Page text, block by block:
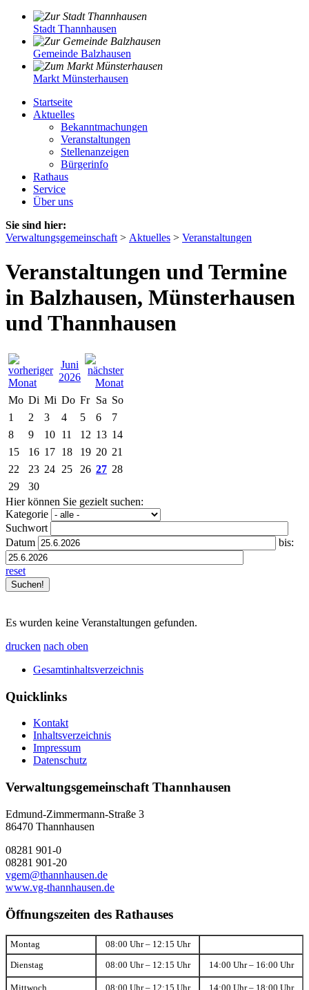
Stadt Thannhausen
Gemeinde Balzhausen
Markt Münsterhausen
Startseite
Aktuelles
Bekanntmachungen
Veranstaltungen
Stellenanzeigen
Bürgerinfo
Rathaus
Service
Über uns
Sie sind hier:
Verwaltungsgemeinschaft > Aktuelles > Veranstaltungen
Veranstaltungen und Termine
in Balzhausen, Münsterhausen
und Thannhausen
Juni
2026
Mo Di Mi Do Fr Sa So
1
2 3 4 5 6
7
8
9 10 11 12 13 14
15
16 17 18 19 20 21
22
23 24 25 26 27 28
29
30
Hier können Sie gezielt suchen:
Kategorie
Suchwort
Datum
bis:
reset
Es wurden keine Veranstaltungen gefunden.
drucken nach oben
Gesamtinhaltsverzeichnis
Quicklinks
Kontakt
Inhaltsverzeichnis
Impressum
Datenschutz
Verwaltungsgemeinschaft Thannhausen
Edmund-Zimmermann-Straße 3
86470 Thannhausen
08281 901-0
08281 901-20
vgem@thannhausen.de
www.vg-thannhausen.de
Öffnungszeiten des Rathauses
Montag 08:00 Uhr – 12:15 Uhr
Dienstag 08:00 Uhr – 12:15 Uhr 14:00 Uhr – 16:00 Uhr